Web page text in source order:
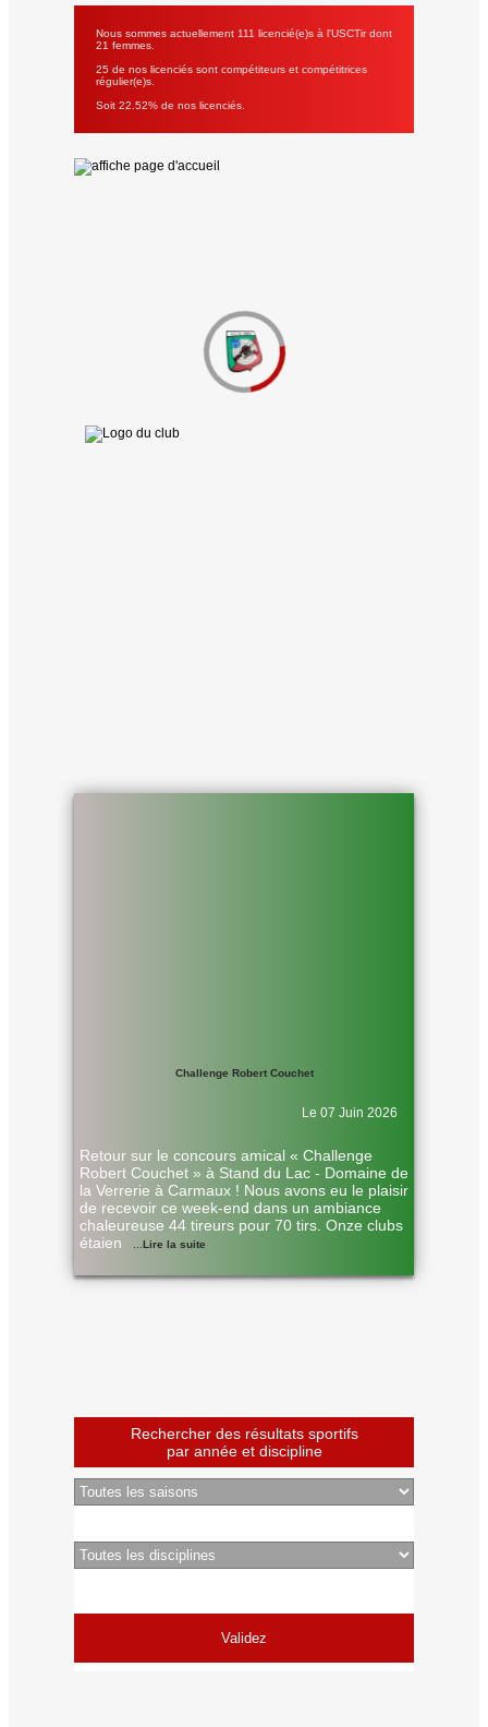
Nous sommes actuellement 111 licencié(e)s à l'USCTir dont
21 femmes.
25 de nos licenciés sont compétiteurs et compétitrices
régulier(e)s.
Soit 22.52% de nos licenciés.
Challenge Robert Couchet
Le 07 Juin 2026
Retour sur le concours amical « Challenge
Robert Couchet » à Stand du Lac - Domaine de
la Verrerie à Carmaux ! Nous avons eu le plaisir
de recevoir ce week-end dans un ambiance
chaleureuse 44 tireurs pour 70 tirs. Onze clubs
étaien
... Lire la suite
Rechercher des résultats sportifs
par année et discipline